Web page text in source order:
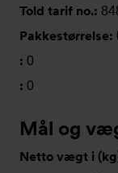
Told tarif no.:
Pakkestørrelse:
: 0
: 0
Mål og
Netto vægt i